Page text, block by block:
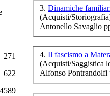
271
622
4589
3. Dinamiche
(Acquisti/
Antonello Savaglio
4. Il fascismo a
(Acquisti/Saggistica
Alfonso Pontrandolfi